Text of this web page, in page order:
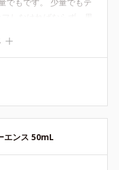
でもです。 少量でもテ
エンス 50mL